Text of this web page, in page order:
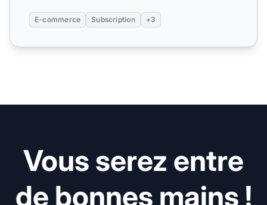
E-commerce Subscription +3
Vous serez entre
de bonnes mains !